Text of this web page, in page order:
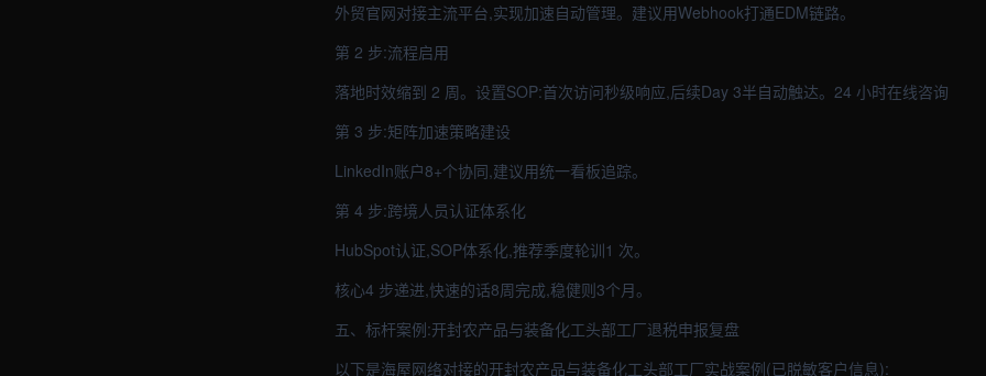
外贸官网对接主流平台,实现加速自动管理。建议用Webhook打通EDM链路。
第 2 步:流程启用
落地时效缩到 2 周。设置SOP:首次访问秒级响应,后续Day 3半自动触达。24 小时在线咨询
第 3 步:矩阵加速策略建设
LinkedIn账户8+个协同,建议用统一看板追踪。
第 4 步:跨境人员认证体系化
HubSpot认证,SOP体系化,推荐季度轮训1 次。
核心4 步递进,快速的话8周完成,稳健则3个月。
五、标杆案例:开封农产品与装备化工头部工厂退税申报复盘
以下是海屋网络对接的开封农产品与装备化工头部工厂实战案例(已脱敏客户信息):